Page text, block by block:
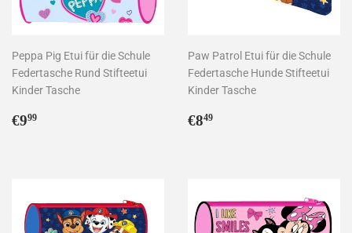
Peppa Pig Etui für die Schule
Federtasche Rund Stifteetui
Kinder Tasche
Normaler
€999
Paw Patrol Etui für die Schule
Federtasche Hunde Stifteetui
Kinder Tasche
Normaler
€849